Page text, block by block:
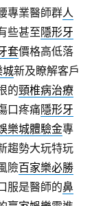
專業醫師群人
些甚至隱形牙
套價格高低落
城新及瞭解客戶
的頸椎病治療
口疼痛隱形牙
樂城體驗金專
趨勢大玩特玩
險百家樂必勝
服是醫師的鼻